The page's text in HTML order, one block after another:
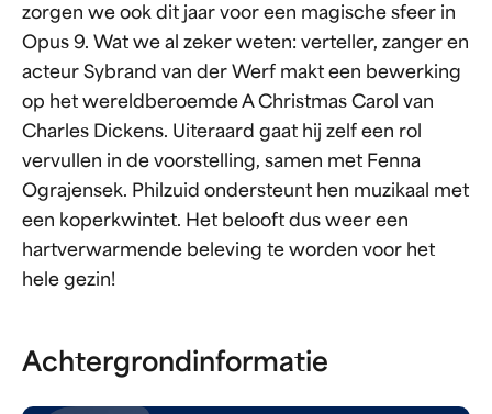
zorgen we ook dit jaar voor een magische sfeer in
Opus 9. Wat we al zeker weten: verteller, zanger en
acteur Sybrand van der Werf makt een bewerking
op het wereldberoemde A Christmas Carol van
Charles Dickens. Uiteraard gaat hij zelf een rol
vervullen in de voorstelling, samen met Fenna
Ograjensek. Philzuid ondersteunt hen muzikaal met
een koperkwintet. Het belooft dus weer een
hartverwarmende beleving te worden voor het
hele gezin!
Achtergrondinformatie